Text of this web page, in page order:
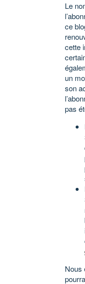
Le
ce
cette
un
son
pas
Nous